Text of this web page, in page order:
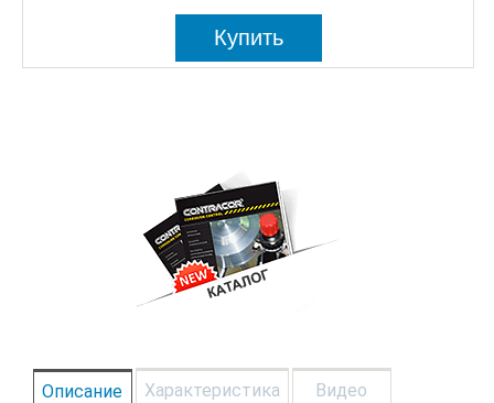
Купить
Описание Характеристика Видео